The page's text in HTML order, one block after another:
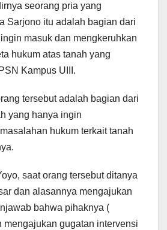
seorang pria yang
Sarjono itu adalah bagian dari
masuk dan mengkeruhkan
hukum atas tanah yang
Kampus UIII.
tersebut adalah bagian dari
yang hanya ingin
hukum terkait tanah
saat orang tersebut ditanya
dan alasannya mengajukan
bahwa pihaknya (
mengajukan gugatan intervensi